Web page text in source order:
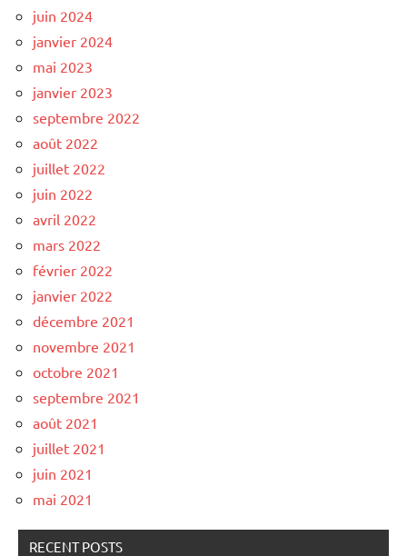
juin 2024
janvier 2024
mai 2023
janvier 2023
septembre 2022
août 2022
juillet 2022
juin 2022
avril 2022
mars 2022
février 2022
janvier 2022
décembre 2021
novembre 2021
octobre 2021
septembre 2021
août 2021
juillet 2021
juin 2021
mai 2021
RECENT POSTS